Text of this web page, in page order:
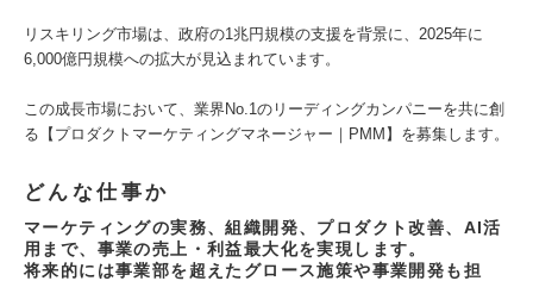
リスキリング市場は、政府の1兆円規模の支援を背景に、2025年に
6,000億円規模への拡大が見込まれています。
この成長市場において、業界No.1のリーディングカンパニーを共に創
る【プロダクトマーケティングマネージャー｜PMM】を募集します。
どんな仕事か
マーケティングの実務、組織開発、プロダクト改善、AI活
用まで、事業の売上・利益最大化を実現します。
将来的には事業部を超えたグロース施策や事業開発も担